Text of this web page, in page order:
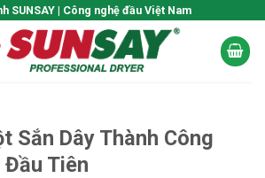
SUNSAY | Công nghệ đầu Việt Nam
Sắn Dây Thành Công
Đầu Tiên